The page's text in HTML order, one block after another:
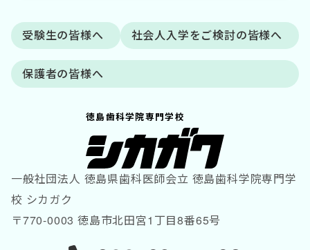
受験生の皆様へ 社会人入学をご検討の皆様へ
保護者の皆様へ
徳島歯科学院専門学校
一般社団法人 徳島県歯科医師会立 徳島歯科学院専門学
校 シカガク
〒770-0003 徳島市北田宮1丁目8番65号